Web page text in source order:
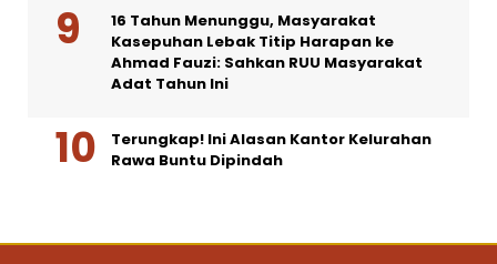
16 Tahun Menunggu, Masyarakat
Kasepuhan Lebak Titip Harapan ke
Ahmad Fauzi: Sahkan RUU Masyarakat
Adat Tahun Ini
Terungkap! Ini Alasan Kantor Kelurahan
Rawa Buntu Dipindah